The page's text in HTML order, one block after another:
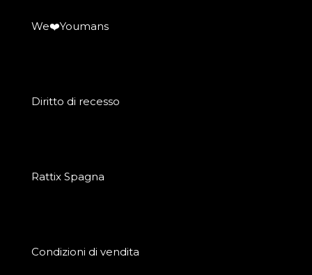
We❤️Youmans
Diritto di recesso
Rattix Spagna
Condizioni di vendita